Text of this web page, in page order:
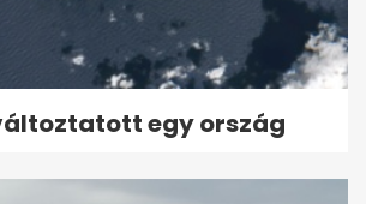
egy ország